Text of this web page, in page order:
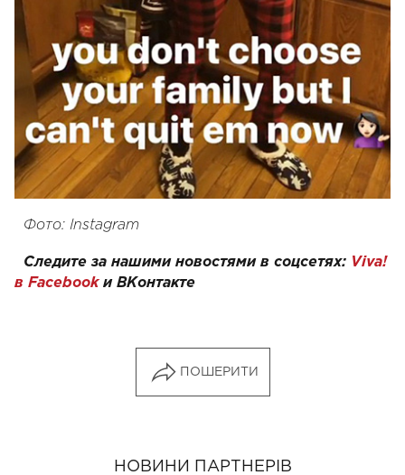
Фото: Instagram
Следите за нашими новостями в соцсетях: Viva!
в Facebookи ВКонтакте
ПОШЕРИТИ
НОВИНИ ПАРТНЕРІВ